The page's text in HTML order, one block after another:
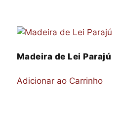
Madeira de Lei Parajú
Adicionar ao Carrinho